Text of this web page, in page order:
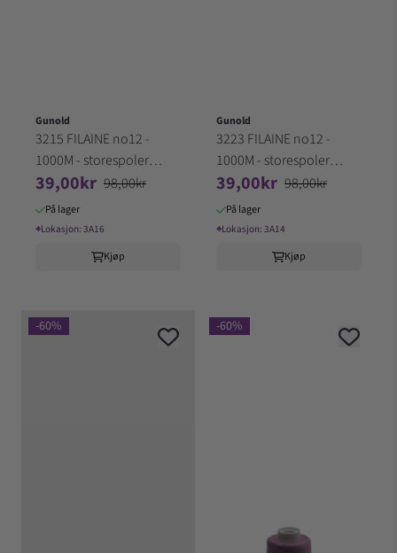
Gunold
3215 FILAINE no12 -
1000M - storespoler
100% Akryl (3A16)
39,00kr 98,00kr
På lager
⌖Lokasjon: 3A16
Kjøp
Gunold
3223 FILAINE no12 -
1000M - storespoler
100% Akryl (3A14)
39,00kr 98,00kr
På lager
⌖Lokasjon: 3A14
Kjøp
-60% -60%